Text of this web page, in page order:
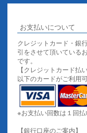
お支払いについて
クレジットカード・銀
引をさせて頂いている
です。
【クレジットカード払い
以下のカードがご利用可
※お支払い回数は１回払
【銀行口座のご案内】